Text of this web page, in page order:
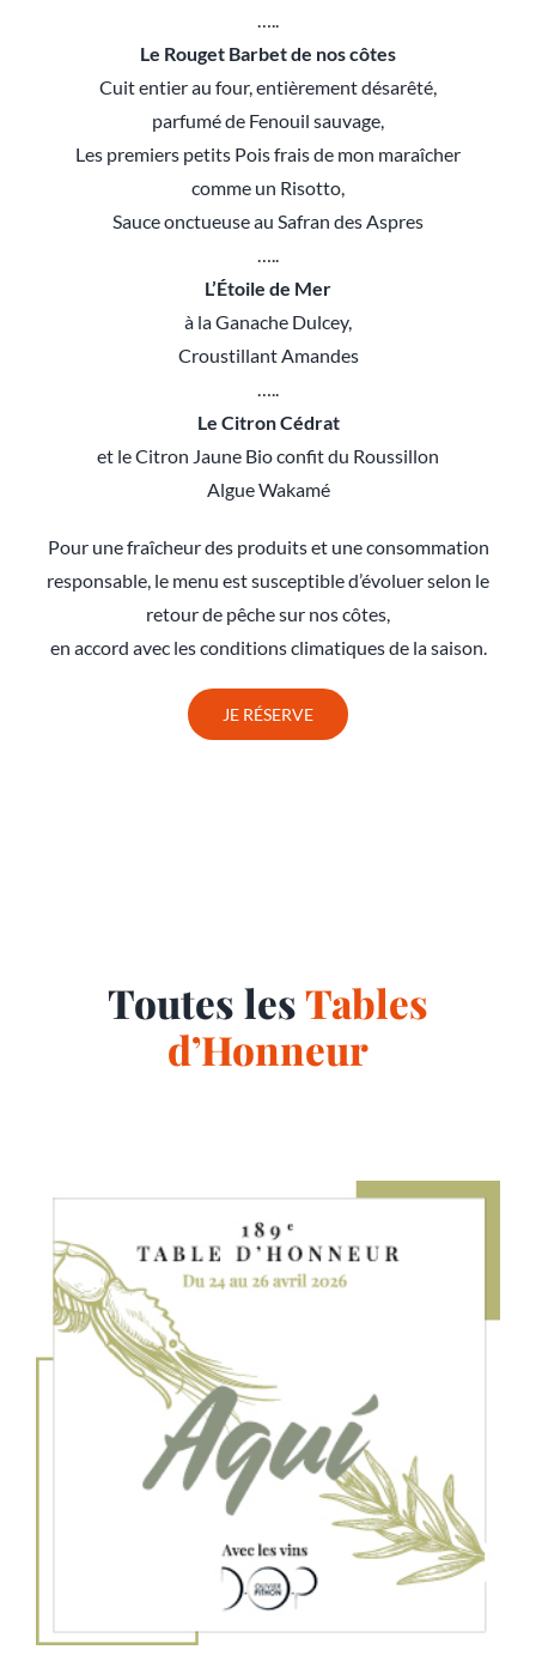
…..
Le Rouget Barbet de nos côtes
Cuit entier au four, entièrement désarêté,
parfumé de Fenouil sauvage,
Les premiers petits Pois frais de mon maraîcher
comme un Risotto,
Sauce onctueuse au Safran des Aspres
…..
L’Étoile de Mer
à la Ganache Dulcey,
Croustillant Amandes
…..
Le Citron Cédrat
et le Citron Jaune Bio confit du Roussillon
Algue Wakamé
Pour une fraîcheur des produits et une consommation
responsable, le menu est susceptible d’évoluer selon le
retour de pêche sur nos côtes,
en accord avec les conditions climatiques de la saison.
JE RÉSERVE
Toutes lesTables
d’Honneur